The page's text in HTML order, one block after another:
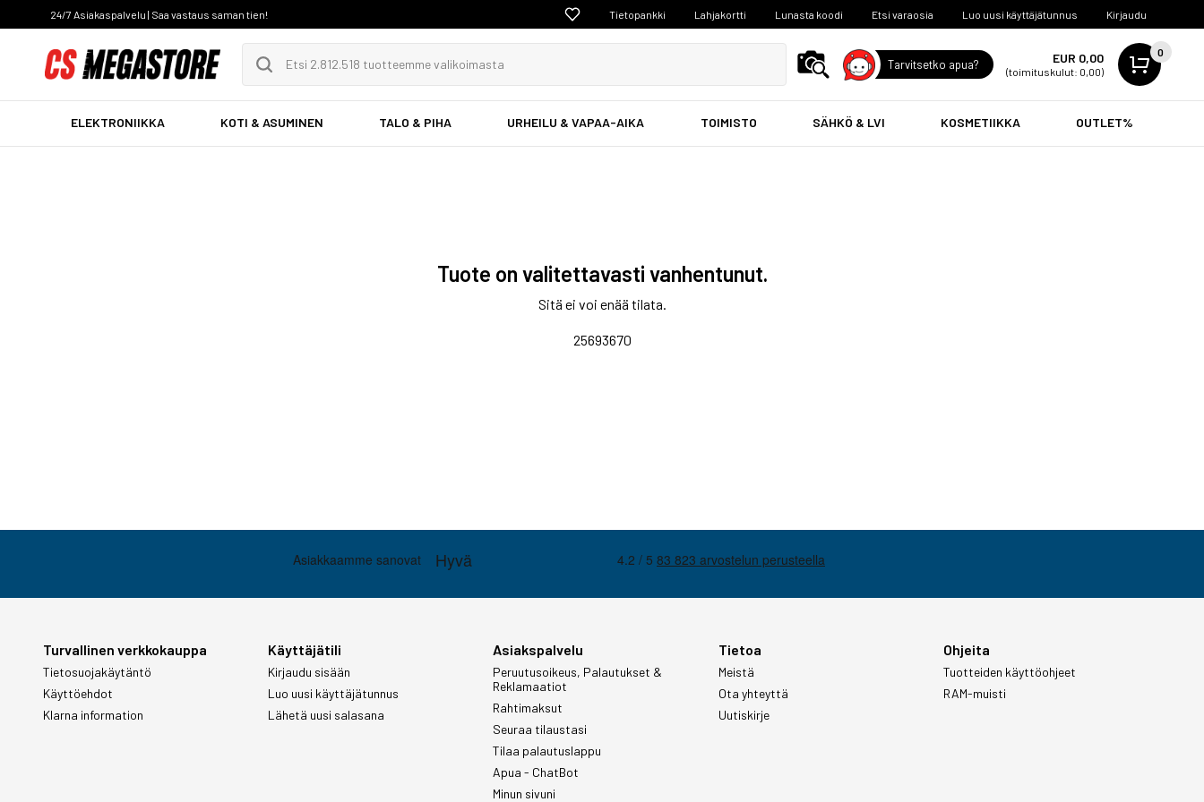
24/7 Asiakaspalvelu | Saa vastaus saman tien! Tietopankki Lahjakortti Lunasta koodi Etsi varaosia Luo uusi käyttäjätunnus Kirjaudu
Tarvitsetko apua? EUR 0,00
(toimituskulut: 0,00)
0
ELEKTRONIIKKA KOTI & ASUMINEN TALO & PIHA URHEILU & VAPAA-AIKA TOIMISTO SÄHKÖ & LVI KOSMETIIKKA OUTLET%
Tuote on valitettavasti vanhentunut.
Sitä ei voi enää tilata.
25693670
Turvallinen verkkokauppa
Tietosuojakäytäntö
Käyttöehdot
Klarna information
Käyttäjätili
Kirjaudu sisään
Luo uusi käyttäjätunnus
Lähetä uusi salasana
Asiakspalvelu
Peruutusoikeus, Palautukset &
Reklamaatiot
Rahtimaksut
Seuraa tilaustasi
Tilaa palautuslappu
Apua - ChatBot
Minun sivuni
Tietoa
Meistä
Ota yhteyttä
Uutiskirje
Ohjeita
Tuotteiden käyttöohjeet
RAM-muisti